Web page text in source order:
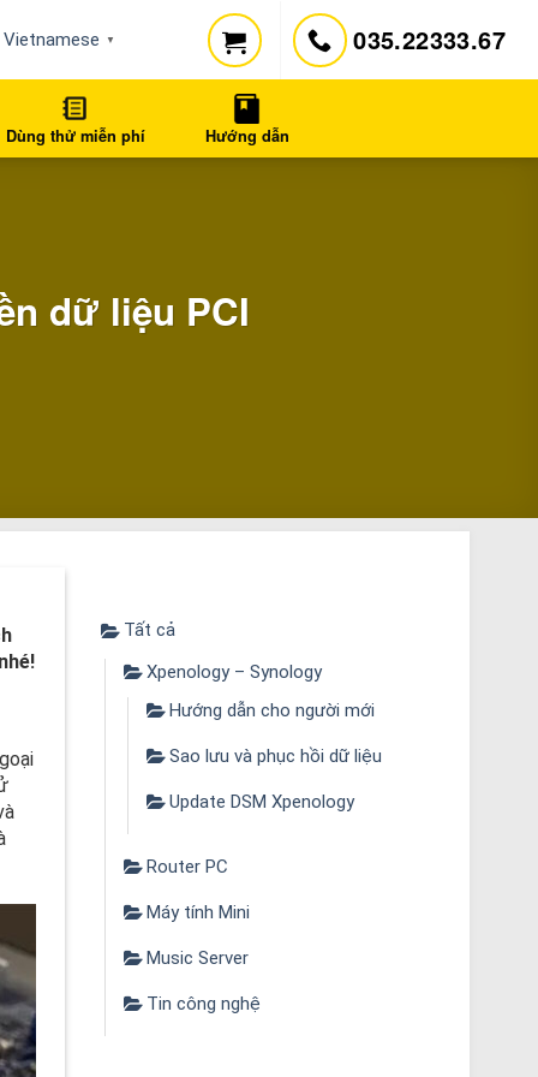
Vietnamese ▼ 035.22333.67
Dùng thử miễn phí Hướng dẫn
dữ liệu PCI
Tất cả
Xpenology – Synology
Hướng dẫn cho người mới
Sao lưu và phục hồi dữ liệu
Update DSM Xpenology
Router PC
Máy tính Mini
Music Server
Tin công nghệ